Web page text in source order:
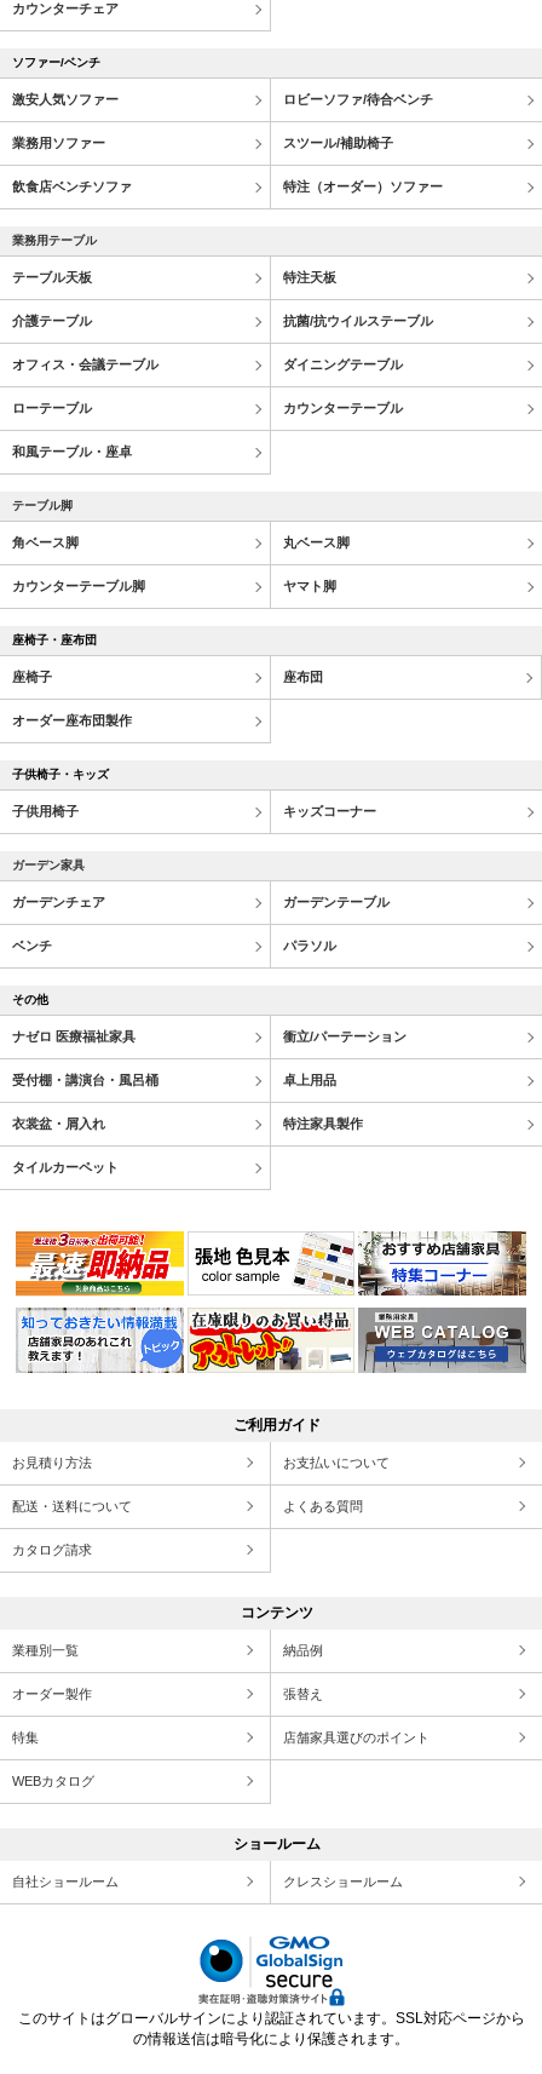
カウンターチェア
ソファー/ベンチ
激安人気ソファー ロビーソファ/待合ベンチ
業務用ソファー スツール/補助椅子
飲食店ベンチソファ 特注（オーダー）ソファー
業務用テーブル
テーブル天板 特注天板
介護テーブル 抗菌/抗ウイルステーブル
オフィス・会議テーブル ダイニングテーブル
ローテーブル カウンターテーブル
和風テーブル・座卓
テーブル脚
角ベース脚 丸ベース脚
カウンターテーブル脚 ヤマト脚
座椅子・座布団
座椅子 座布団
オーダー座布団製作
子供椅子・キッズ
子供用椅子 キッズコーナー
ガーデン家具
ガーデンチェア ガーデンテーブル
ベンチ パラソル
その他
ナゼロ 医療福祉家具 衝立/パーテーション
受付棚・講演台・風呂桶 卓上用品
衣裳盆・屑入れ 特注家具製作
タイルカーペット
ご利用ガイド
お見積り方法 お支払いについて
配送・送料について よくある質問
カタログ請求
コンテンツ
業種別一覧 納品例
オーダー製作 張替え
特集 店舗家具選びのポイント
WEBカタログ
ショールーム
自社ショールーム クレスショールーム
このサイトはグローバルサインにより認証されています。SSL対応ページから
の情報送信は暗号化により保護されます。